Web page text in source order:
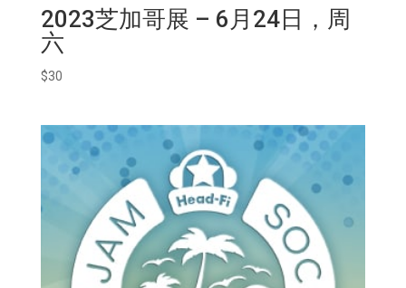
2023芝加哥展 – 6月24日，周
六
$30